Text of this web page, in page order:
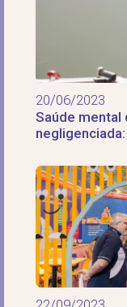
20/06/2023
Saúde